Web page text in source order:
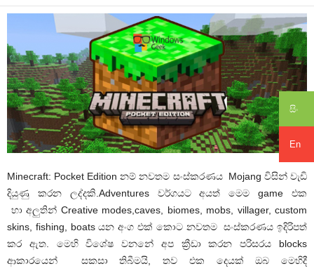
සිං
En
Minecraft: Pocket Edition නම් නවතම සංස්කරණය Mojang විසින් වැඩි
දියුණු කරන ලද්දකි.Adventures වර්ගයට අයත් මෙම game එක
හා අලුතින් Creative modes,caves, biomes, mobs, villager, custom
skins, fishing, boats යන අංග එක් කොට නවතම සංස්කරණය ඉදිරිපත්
කර ඇත. මෙහි විශේෂ වනනේ අප ක්‍රීඩා කරන පරිසරය blocks
ආකාරයෙන් සකසා තිබීමයි, තව එක දෙයක් ඔබ මෙහිදී